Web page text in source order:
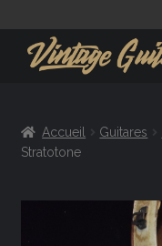
Amplis
Accueil Guitares
Stratotone